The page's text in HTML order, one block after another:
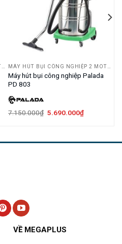
Máy hút bụi công nghiệp Palada
PD 803
7.150.000₫ Giá
5.690.000₫Giá
VỀ MEGAPLUS